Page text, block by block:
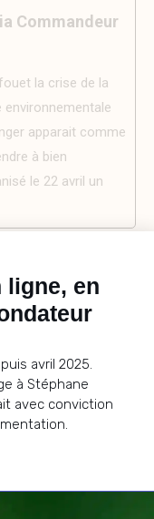
Commandeur
la crise de la
apparait comme
à bien
le 22 avril un
? Comment ? Par
raconter des
ligne, en
avril 2025.
à Stéphane
avec conviction